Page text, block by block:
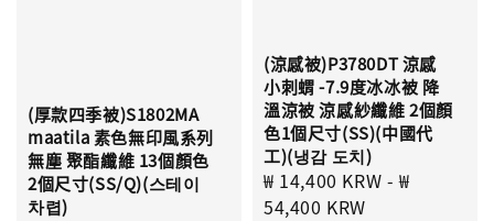
(厚款四季被)S1802MA
maatila 素色無印風系列
無塵 聚酯纖維 13個顏色
2個尺寸(SS/Q)(스테이
차렵)
(涼感被)P3780DT 涼感
小刺蝟 -7.9度冰冰被 降
溫涼被 涼感紗纖維 2個顏
色1個尺寸(SS)(中國代
工)(냉감 도치)
Sale
price
₩ 14,400 KRW -₩
54,400 KRW